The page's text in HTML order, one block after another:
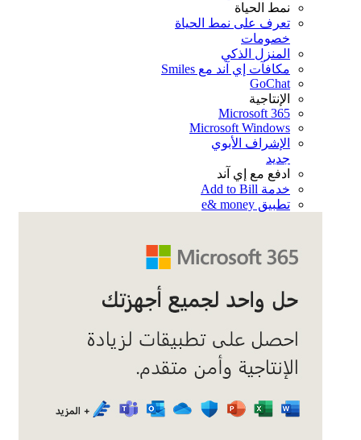
نمط الحياة
تعرف على نمط الحياة
المنزل الذكي
مكافآت إي آند مع Smiles
GoChat
الإنتاجية
Microsoft 365
Microsoft Windows
الإشراف الأبوي
ادفع مع إي آند
تطبيق e& money